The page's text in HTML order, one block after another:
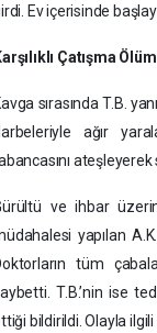
Ev içerisinde
Çatışma
sırasında T.B.
ağır
ateşleyerek
ve ihbar
yapılan
tüm
T.B.’nin ise
bildirildi. Olayla ilgili